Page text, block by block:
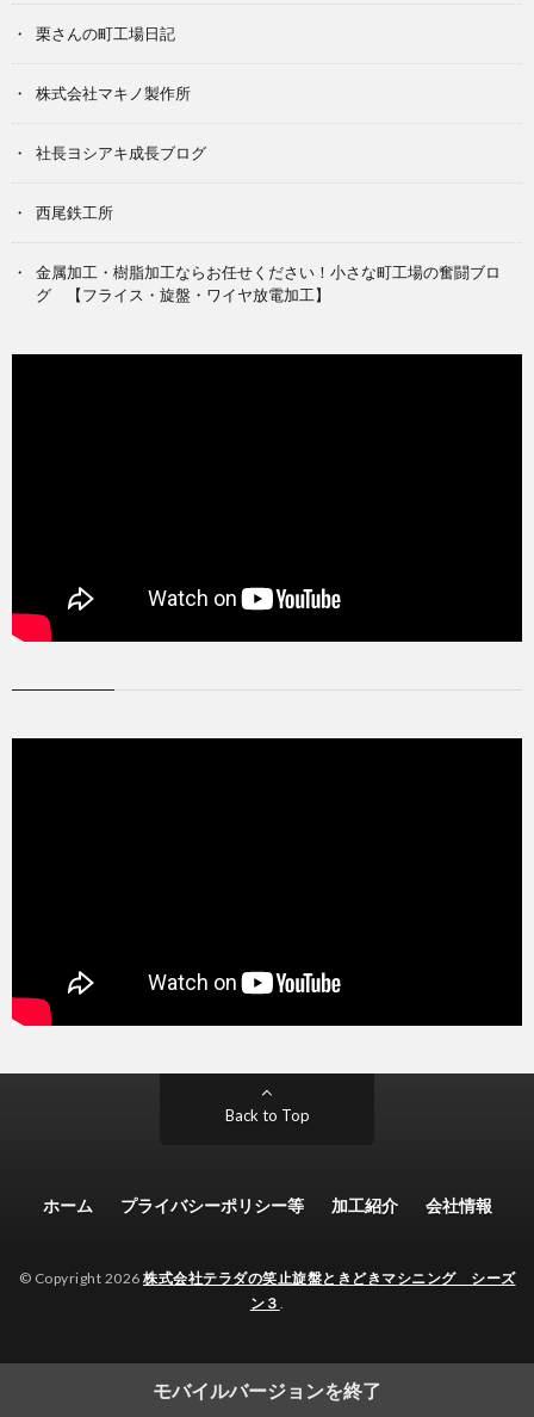
栗さんの町工場日記
株式会社マキノ製作所
社長ヨシアキ成長ブログ
西尾鉄工所
金属加工・樹脂加工ならお任せください！小さな町工場の奮闘ブロ
グ 【フライス・旋盤・ワイヤ放電加工】
Back to Top
ホーム プライバシーポリシー等 加工紹介 会社情報
© Copyright 2026 株式会社テラダの笑止旋盤ときどきマシニング シーズ
ン３ .
モバイルバージョンを終了